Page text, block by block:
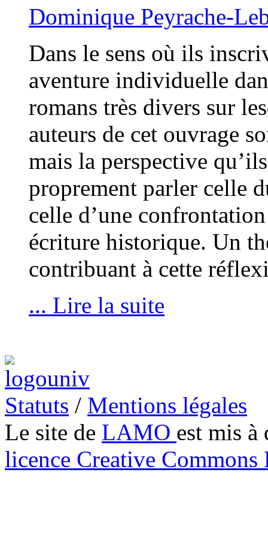
Dominique Peyrache-
Dans le sens où ils
aventure individuelle
romans très divers sur
auteurs de cet ouvrage
mais la perspective
proprement parler celle
celle d’une
écriture historique. Un
contribuant à cette
... Lire la suite
Statuts / Mentions légales
Le site de LAMO est mis à
licence Creative